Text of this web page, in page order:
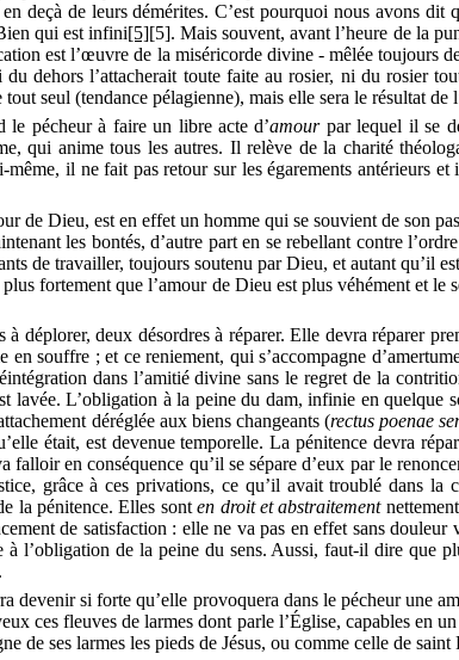
deçà de leurs démérites. C’est pourquoi nous avons
qui est infini[5][5]. Mais souvent, avant l’heure de la
est l’œuvre de la miséricorde divine - mêlée toujours
dehors l’attacherait toute faite au rosier, ni du rosier
seul (tendance pélagienne), mais elle sera le résultat
le pécheur à faire un libre acte d’amourpar lequel il se
qui anime tous les autres. Il relève de la charité
il ne fait pas retour sur les égarements antérieurs
de Dieu, est en effet un homme qui se souvient de son
les bontés, d’autre part en se rebellant contre
de travailler, toujours soutenu par Dieu, et autant qu’il
plus fortement que l’amour de Dieu est plus véhément et
à déplorer, deux désordres à réparer. Elle devra réparer
en souffre ; et ce reniement, qui s’accompagne
dans l’amitié divine sans le regret de la
lavée. L’obligation à la peine du dam, infinie en quelque
déréglée aux biens changeants (rectus poenae
était, est devenue temporelle. La pénitence devra
en conséquence qu’il se sépare d’eux par le
grâce à ces privations, ce qu’il avait troublé dans la
la pénitence. Elles sonten droit et abstraitement
de satisfaction : elle ne va pas en effet sans
à l’obligation de la peine du sens. Aussi, faut-il dire que
devenir si forte qu’elle provoquera dans le pécheur une
ces fleuves de larmes dont parle l’Église, capables en
de ses larmes les pieds de Jésus, ou comme celle de saint